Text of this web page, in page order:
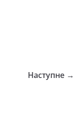
Наступне →